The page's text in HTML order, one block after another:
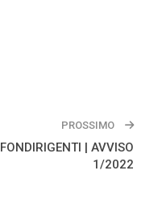
PROSSIMO
FONDIRIGENTI | AVVISO
1/2022